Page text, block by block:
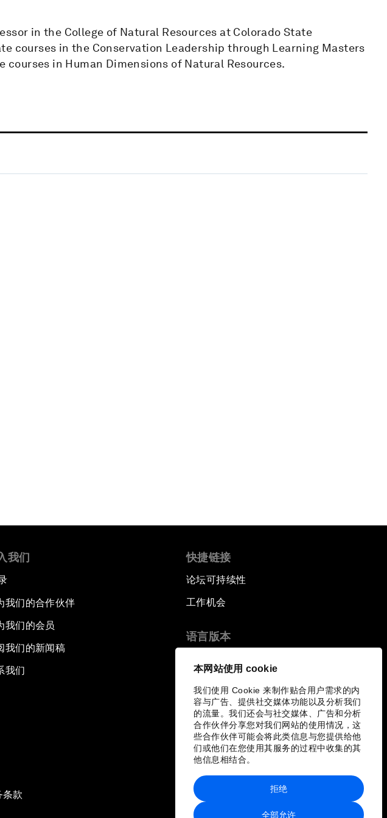
本网站使用 cookie
我们使用 Cookie 来制作贴合用户需求的内
容与广告、提供社交媒体功能以及分析我们
的流量。我们还会与社交媒体、广告和分析
合作伙伴分享您对我们网站的使用情况，这
些合作伙伴可能会将此类信息与您提供给他
们或他们在您使用其服务的过程中收集的其
他信息相结合。
全部允许
拒绝
in the College of Natural Resources at Colorado State
courses in the Conservation Leadership through Learning Masters
courses in Human Dimensions of Natural Resources.
我们
我们的合作伙伴
我们的会员
我们的新闻稿
我们
快捷链接
论坛可持续性
工作机会
语言版本
条款